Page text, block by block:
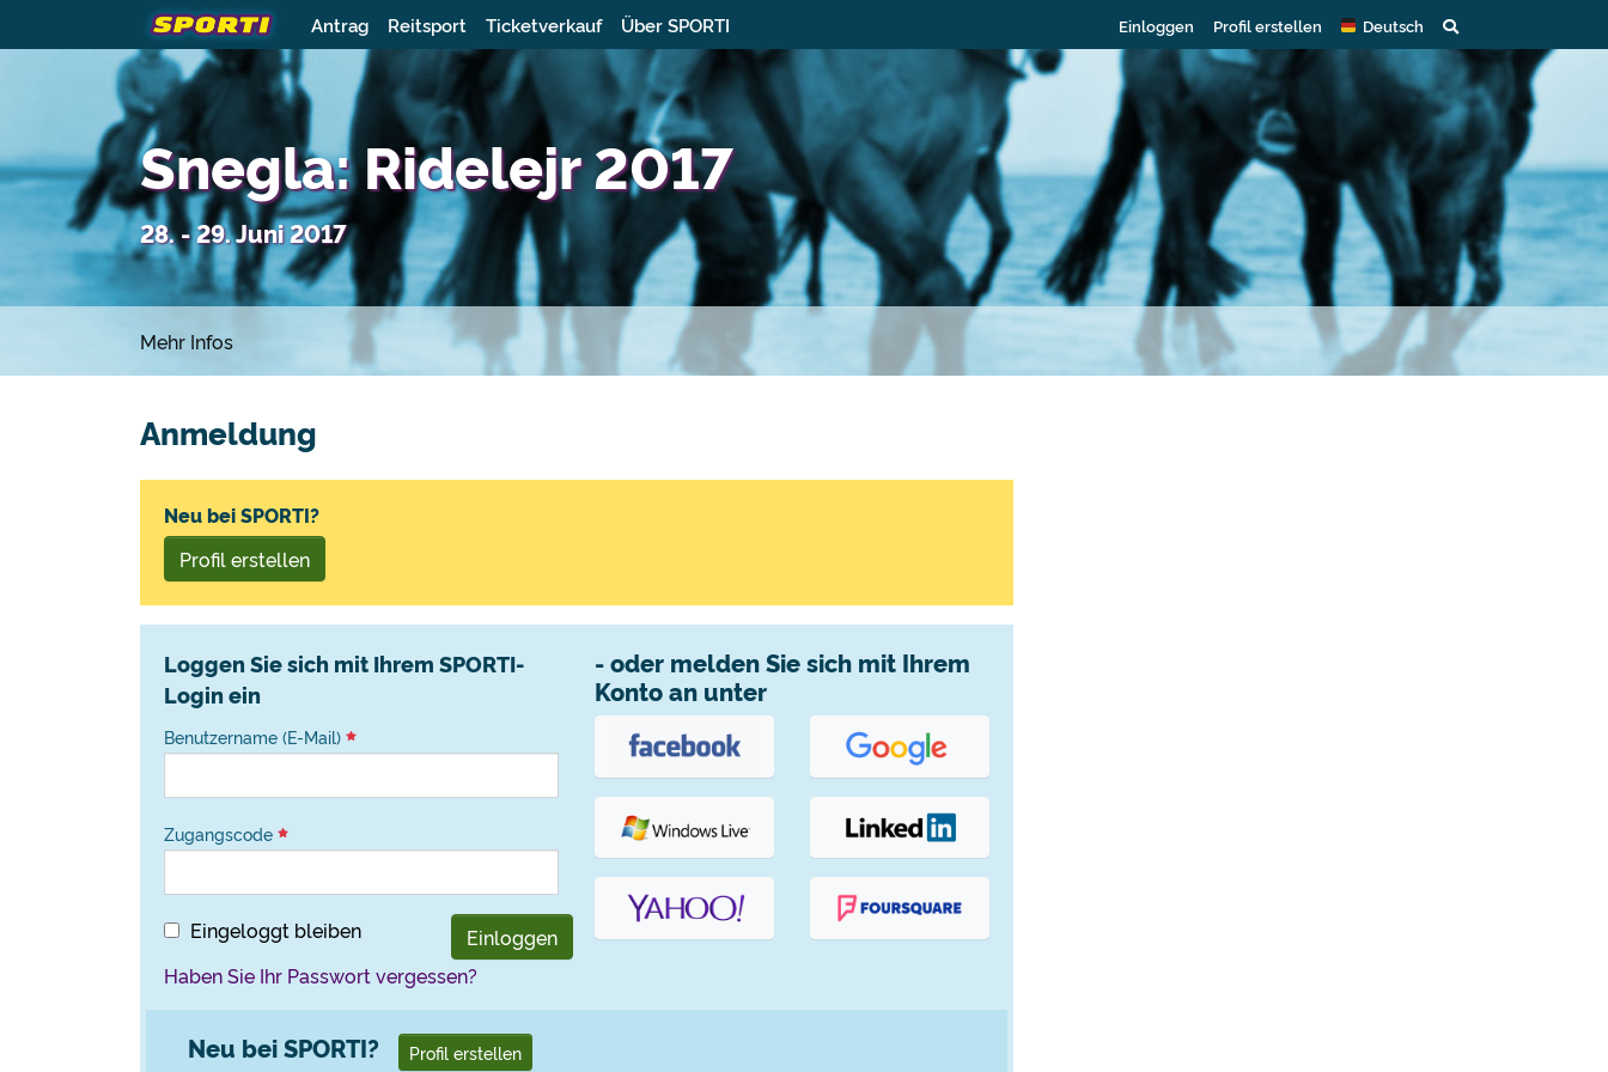
Antrag Reitsport Ticketverkauf Über SPORTI Einloggen Profil erstellen Deutsch
Snegla: Ridelejr 2017
28. - 29. Juni 2017
Mehr Infos
Anmeldung
Neu bei SPORTI?
Profil erstellen
Loggen Sie sich mit Ihrem SPORTI-
Login ein
Benutzername (E-Mail)
Zugangscode
Eingeloggt bleiben
Einloggen
Haben Sie Ihr Passwort vergessen?
- oder melden Sie sich mit Ihrem
Konto an unter
Neu bei SPORTI? Profil erstellen